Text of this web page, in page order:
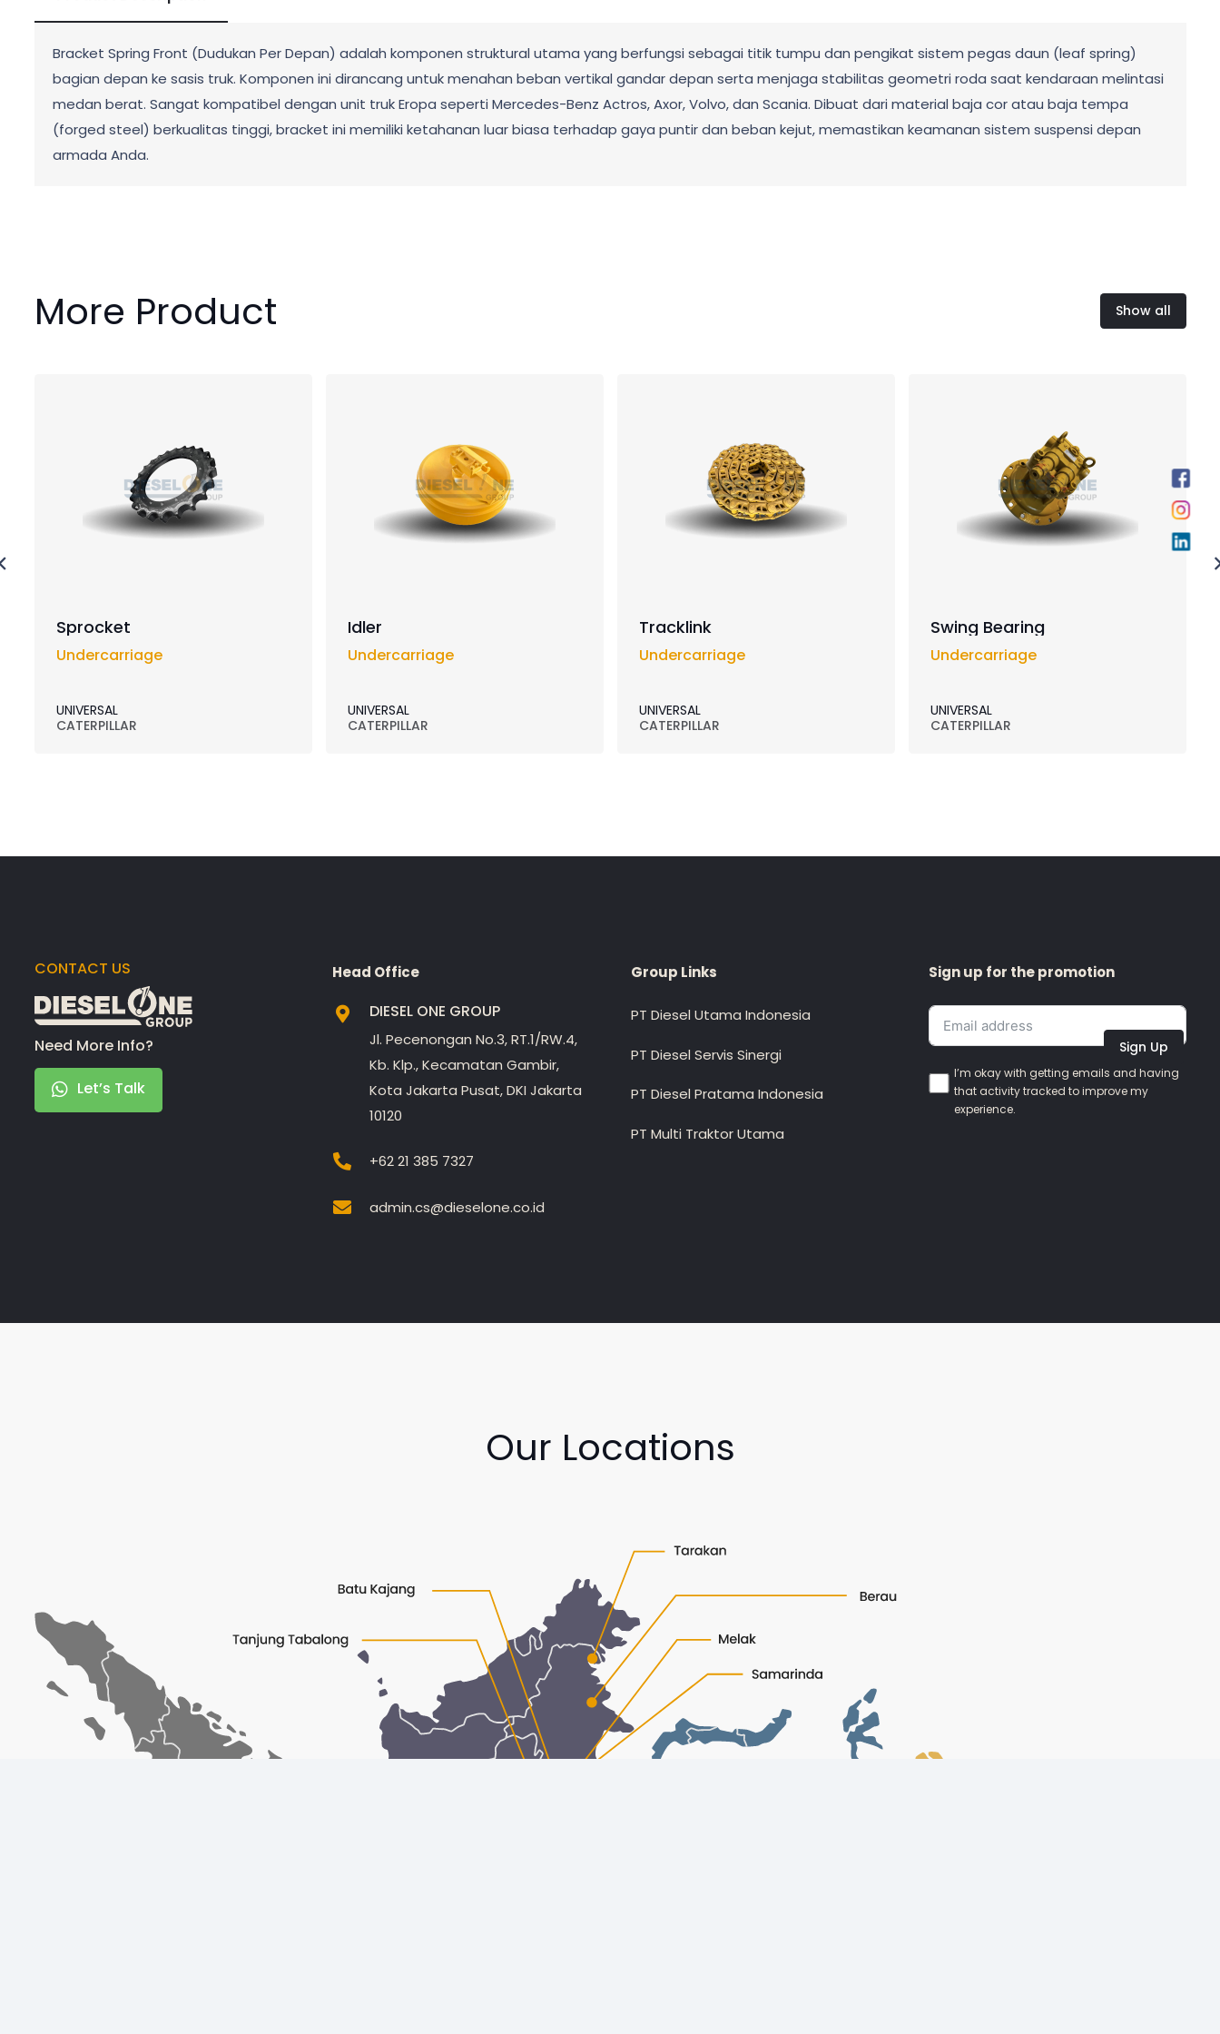
Bracket Spring Front (Dudukan Per Depan) adalah komponen struktural utama yang berfungsi sebagai titik tumpu dan pengikat sistem pegas daun (leaf spring)
bagian depan ke sasis truk. Komponen ini dirancang untuk menahan beban vertikal gandar depan serta menjaga stabilitas geometri roda saat kendaraan melintasi
medan berat. Sangat kompatibel dengan unit truk Eropa seperti Mercedes-Benz Actros, Axor, Volvo, dan Scania. Dibuat dari material baja cor atau baja tempa
(forged steel) berkualitas tinggi, bracket ini memiliki ketahanan luar biasa terhadap gaya puntir dan beban kejut, memastikan keamanan sistem suspensi depan
armada Anda.
More Product Show all
Sprocket
Undercarriage
UNIVERSAL
CATERPILLAR
Idler
Undercarriage
UNIVERSAL
CATERPILLAR
Tracklink
Undercarriage
UNIVERSAL
CATERPILLAR
Swing Bearing
Undercarriage
UNIVERSAL
CATERPILLAR
CONTACT US
Need More Info?
Let’s Talk
Head Office
DIESEL ONE GROUP
Jl. Pecenongan No.3, RT.1/RW.4,
Kb. Klp., Kecamatan Gambir,
Kota Jakarta Pusat, DKI Jakarta
10120
+62 21 385 7327
admin.cs@dieselone.co.id
Group Links
PT Diesel Utama Indonesia
PT Diesel Servis Sinergi
PT Diesel Pratama Indonesia
PT Multi Traktor Utama
Sign up for the promotion
Sign Up
I’m okay with getting emails and having
that activity tracked to improve my
experience.
Our Locations